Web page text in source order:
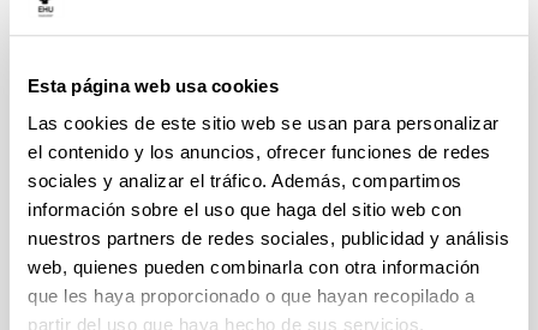
Esta página web usa cookies
Las cookies de este sitio web se usan para personalizar
el contenido y los anuncios, ofrecer funciones de redes
sociales y analizar el tráfico. Además, compartimos
información sobre el uso que haga del sitio web con
nuestros partners de redes sociales, publicidad y análisis
web, quienes pueden combinarla con otra información
que les haya proporcionado o que hayan recopilado a
partir del uso que haya hecho de sus servicios.
evolutionary approaches. The following are the
main concepts of study:
The genetic, morphological and functional
foundations of biodiversity.
The development of tools for cataloguing
animals, plants, fungi, microorganisms and virus.
Phylogenetic analysis and the management of
natural resources.
Isolating and analysing biomolecules, metabolic
activities and the conduct of genetic and
molecular diagnostics.